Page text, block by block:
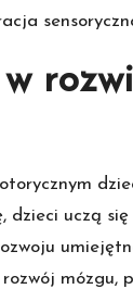
dzieci uczą